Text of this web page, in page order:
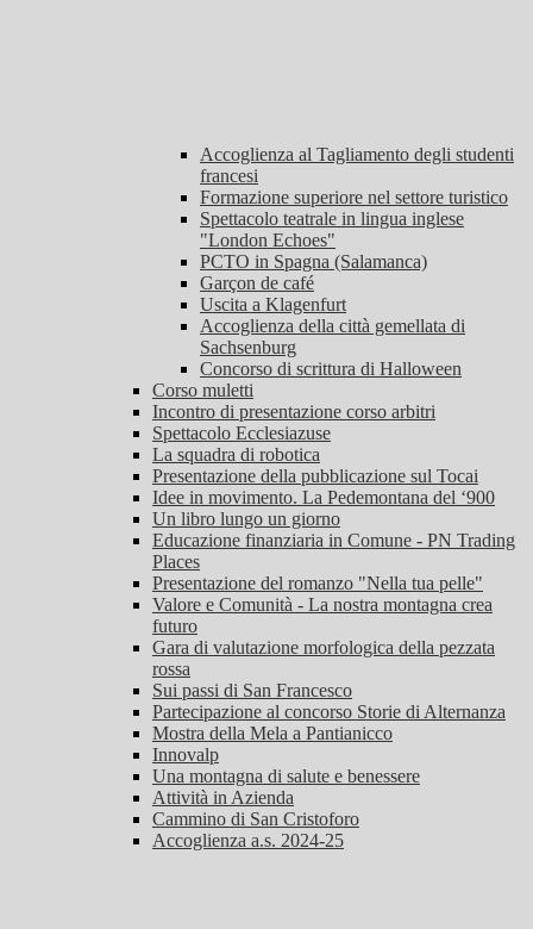
Accoglienza al Tagliamento degli studenti
francesi
Formazione superiore nel settore turistico
Spettacolo teatrale in lingua inglese
"London Echoes"
PCTO in Spagna (Salamanca)
Garçon de café
Uscita a Klagenfurt
Accoglienza della città gemellata di
Sachsenburg
Concorso di scrittura di Halloween
Corso muletti
Incontro di presentazione corso arbitri
Spettacolo Ecclesiazuse
La squadra di robotica
Presentazione della pubblicazione sul Tocai
Idee in movimento. La Pedemontana del ‘900
Un libro lungo un giorno
Educazione finanziaria in Comune - PN Trading
Places
Presentazione del romanzo "Nella tua pelle"
Valore e Comunità - La nostra montagna crea
futuro
Gara di valutazione morfologica della pezzata
rossa
Sui passi di San Francesco
Partecipazione al concorso Storie di Alternanza
Mostra della Mela a Pantianicco
Innovalp
Una montagna di salute e benessere
Attività in Azienda
Cammino di San Cristoforo
Accoglienza a.s. 2024-25